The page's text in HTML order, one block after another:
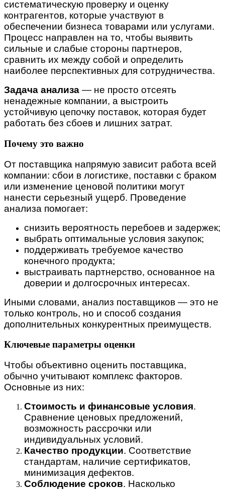
систематическую проверку и оценку
контрагентов, которые участвуют в
обеспечении бизнеса товарами или услугами.
Процесс направлен на то, чтобы выявить
сильные и слабые стороны партнеров,
сравнить их между собой и определить
наиболее перспективных для сотрудничества.
Задача анализа — не просто отсеять
ненадежные компании, а выстроить
устойчивую цепочку поставок, которая будет
работать без сбоев и лишних затрат.
Почему это важно
От поставщика напрямую зависит работа всей
компании: сбои в логистике, поставки с браком
или изменение ценовой политики могут
нанести серьезный ущерб. Проведение
анализа помогает:
снизить вероятность перебоев и задержек;
выбрать оптимальные условия закупок;
поддерживать требуемое качество
конечного продукта;
выстраивать партнерство, основанное на
доверии и долгосрочных интересах.
Иными словами, анализ поставщиков — это не
только контроль, но и способ создания
дополнительных конкурентных преимуществ.
Ключевые параметры оценки
Чтобы объективно оценить поставщика,
обычно учитывают комплекс факторов.
Основные из них:
Стоимость и финансовые условия.
Сравнение ценовых предложений,
возможность рассрочки или
индивидуальных условий.
Качество продукции. Соответствие
стандартам, наличие сертификатов,
минимизация дефектов.
Соблюдение сроков. Насколько